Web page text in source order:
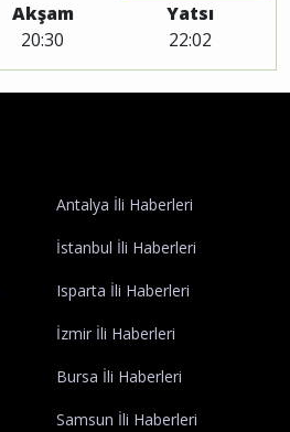
Akşam
20:30
Yatsı
22:02
Antalya İli Haberleri
İstanbul İli Haberleri
Isparta İli Haberleri
İzmir İli Haberleri
Bursa İli Haberleri
Samsun İli Haberleri